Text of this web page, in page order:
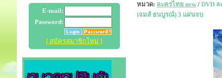
E-mail:
Password:
[ สมัครสมาชิกใหม่ ]
หมวด: ละครไทย new / DVD
เจมส์ ธนบูรณ์) 3 แผ่นจบ